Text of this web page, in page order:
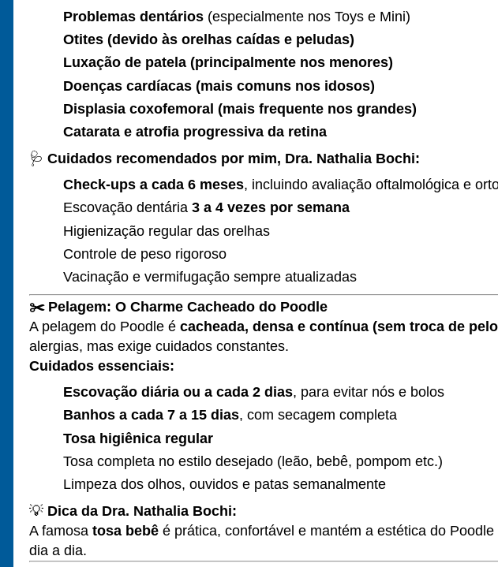
Problemas dentários(especialmente nos Toys e Mini)
Otites (devido às orelhas caídas e peludas)
Luxação de patela (principalmente nos menores)
Doenças cardíacas (mais comuns nos idosos)
Displasia coxofemoral (mais frequente nos grandes)
Catarata e atrofia progressiva da retina
🩺 Cuidados recomendados por mim, Dra. Nathalia Bochi:
Check-ups a cada 6 meses, incluindo avaliação oftalmológica e
Escovação dentária 3 a 4 vezes por semana
Higienização regular das orelhas
Controle de peso rigoroso
Vacinação e vermifugação sempre atualizadas
✂️ Pelagem: O Charme Cacheado do Poodle
A pelagem do Poodle é cacheada, densa e contínua (sem troca de
alergias, mas exige cuidados constantes.
Cuidados essenciais:
Escovação diária ou a cada 2 dias, para evitar nós e bolos
Banhos a cada 7 a 15 dias, com secagem completa
Tosa higiênica regular
Tosa completa no estilo desejado (leão, bebê, pompom etc.)
Limpeza dos olhos, ouvidos e patas semanalmente
💡 Dica da Dra. Nathalia Bochi:
A famosa tosa bebê é prática, confortável e mantém a estética do
dia a dia.